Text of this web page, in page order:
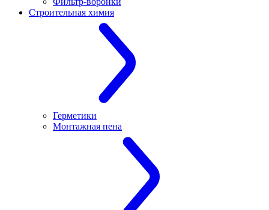
Строительная химия
Герметики
Монтажная пена